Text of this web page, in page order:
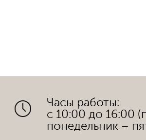
Часы работы:
с 10:00 до 16:00
понедельник –